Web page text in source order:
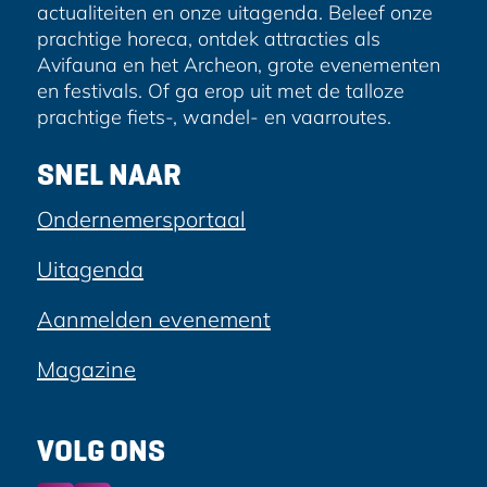
actualiteiten en onze uitagenda. Beleef onze
prachtige horeca, ontdek attracties als
Avifauna en het Archeon, grote evenementen
en festivals. Of ga erop uit met de talloze
prachtige fiets-, wandel- en vaarroutes.
SNEL NAAR
Ondernemersportaal
Uitagenda
Aanmelden evenement
Magazine
VOLG ONS